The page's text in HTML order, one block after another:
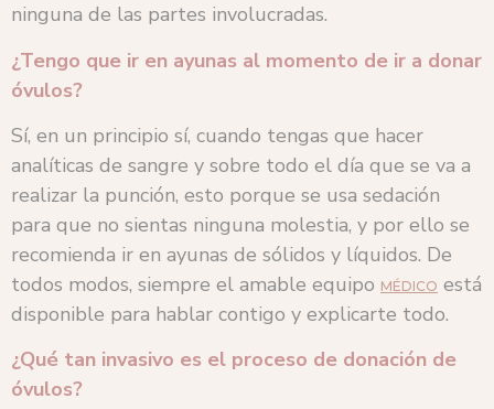
ninguna de las partes involucradas.
¿Tengo que ir en ayunas al momento de ir a donar
óvulos?
Sí, en un principio sí, cuando tengas que hacer
analíticas de sangre y sobre todo el día que se va a
realizar la punción, esto porque se usa sedación
para que no sientas ninguna molestia, y por ello se
recomienda ir en ayunas de sólidos y líquidos. De
todos modos, siempre el amable equipo MÉDICO está
disponible para hablar contigo y explicarte todo.
¿Qué tan invasivo es el proceso de donación de
óvulos?